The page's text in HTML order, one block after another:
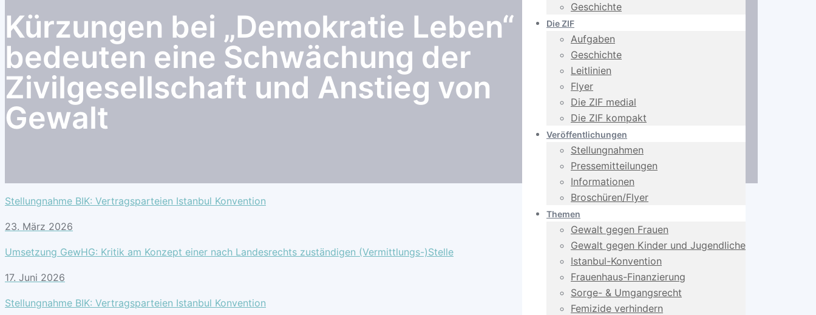
Geschichte
Die ZIF
Aufgaben
Geschichte
Leitlinien
Flyer
Die ZIF medial
Die ZIF kompakt
Veröffentlichungen
Stellungnahmen
Pressemitteilungen
Informationen
Broschüren/Flyer
Themen
Gewalt gegen Frauen
Gewalt gegen Kinder und Jugendliche
Istanbul-Konvention
Frauenhaus-Finanzierung
Sorge- & Umgangsrecht
Femizide verhindern
Kürzungen bei „Demokratie Leben“
bedeuten eine Schwächung der
Zivilgesellschaft und Anstieg von
Gewalt
Stellungnahme BIK: Vertragsparteien Istanbul Konvention
23. März 2026
Umsetzung GewHG: Kritik am Konzept einer nach Landesrechts zuständigen (Vermittlungs-)Stelle
17. Juni 2026
Stellungnahme BIK: Vertragsparteien Istanbul Konvention